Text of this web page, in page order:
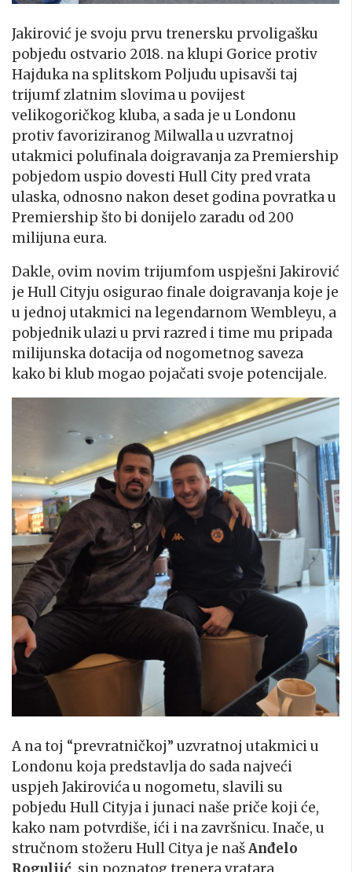
Jakirović je svoju prvu trenersku prvoligašku
pobjedu ostvario 2018. na klupi Gorice protiv
Hajduka na splitskom Poljudu upisavši taj
trijumf zlatnim slovima u povijest
velikogoričkog kluba, a sada je u Londonu
protiv favoriziranog Milwalla u uzvratnoj
utakmici polufinala doigravanja za Premiership
pobjedom uspio dovesti Hull City pred vrata
ulaska, odnosno nakon deset godina povratka u
Premiership što bi donijelo zaradu od 200
milijuna eura.
Dakle, ovim novim trijumfom uspješni Jakirović
je Hull Cityju osigurao finale doigravanja koje je
u jednoj utakmici na legendarnom Wembleyu, a
pobjednik ulazi u prvi razred i time mu pripada
milijunska dotacija od nogometnog saveza
kako bi klub mogao pojačati svoje potencijale.
A na toj “prevratničkoj” uzvratnoj utakmici u
Londonu koja predstavlja do sada najveći
uspjeh Jakirovića u nogometu, slavili su
pobjedu Hull Cityja i junaci naše priče koji će,
kako nam potvrdiše, ići i na završnicu. Inače, u
stručnom stožeru Hull Citya je našAnđelo